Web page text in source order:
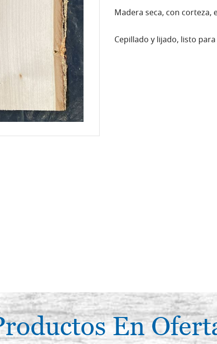
Madera seca, con
Cepillado y lijado, listo
En